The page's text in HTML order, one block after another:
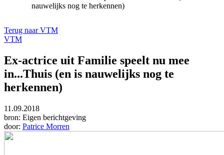
nauwelijks nog te herkennen)
Terug naar VTM
VTM
Ex-actrice uit Familie speelt nu mee
in...Thuis (en is nauwelijks nog te
herkennen)
11.09.2018
bron: Eigen berichtgeving
door: Patrice Morren